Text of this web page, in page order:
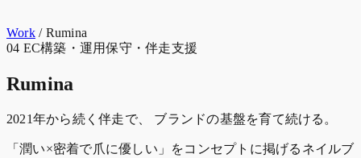
Work / Rumina
04 EC構築・運用保守・伴走支援
Rumina
2021年から続く伴走で、 ブランドの基盤を育て続ける。
「潤い×密着で爪に優しい」をコンセプトに掲げるネイルブ